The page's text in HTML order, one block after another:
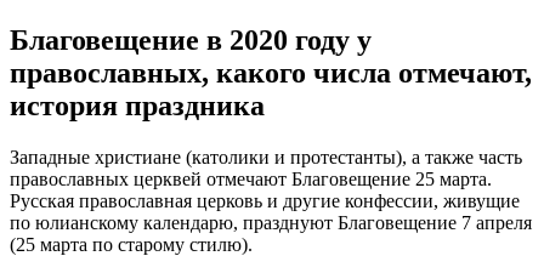
Благовещение в 2020 году у
православных, какого числа отмечают,
история праздника
Западные христиане (католики и протестанты), а также часть
православных церквей отмечают Благовещение 25 марта.
Русская православная церковь и другие конфессии, живущие
по юлианскому календарю, празднуют Благовещение 7 апреля
(25 марта по старому стилю).